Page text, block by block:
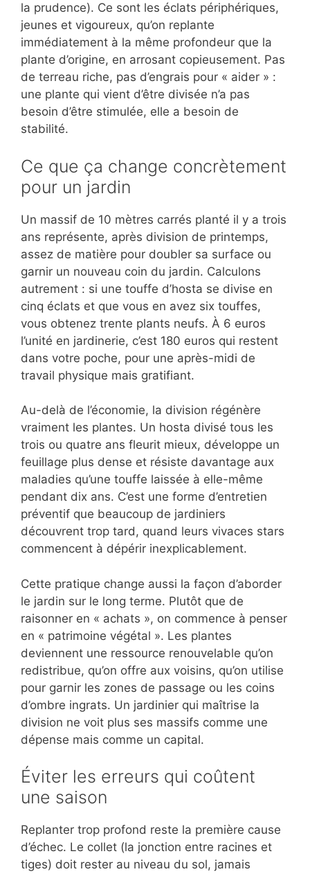
la prudence). Ce sont les éclats périphériques,
jeunes et vigoureux, qu’on replante
immédiatement à la même profondeur que la
plante d’origine, en arrosant copieusement. Pas
de terreau riche, pas d’engrais pour « aider » :
une plante qui vient d’être divisée n’a pas
besoin d’être stimulée, elle a besoin de
stabilité.
Ce que ça change concrètement
pour un jardin
Un massif de 10 mètres carrés planté il y a trois
ans représente, après division de printemps,
assez de matière pour doubler sa surface ou
garnir un nouveau coin du jardin. Calculons
autrement : si une touffe d’hosta se divise en
cinq éclats et que vous en avez six touffes,
vous obtenez trente plants neufs. À 6 euros
l’unité en jardinerie, c’est 180 euros qui restent
dans votre poche, pour une après-midi de
travail physique mais gratifiant.
Au-delà de l’économie, la division régénère
vraiment les plantes. Un hosta divisé tous les
trois ou quatre ans fleurit mieux, développe un
feuillage plus dense et résiste davantage aux
maladies qu’une touffe laissée à elle-même
pendant dix ans. C’est une forme d’entretien
préventif que beaucoup de jardiniers
découvrent trop tard, quand leurs vivaces stars
commencent à dépérir inexplicablement.
Cette pratique change aussi la façon d’aborder
le jardin sur le long terme. Plutôt que de
raisonner en « achats », on commence à penser
en « patrimoine végétal ». Les plantes
deviennent une ressource renouvelable qu’on
redistribue, qu’on offre aux voisins, qu’on utilise
pour garnir les zones de passage ou les coins
d’ombre ingrats. Un jardinier qui maîtrise la
division ne voit plus ses massifs comme une
dépense mais comme un capital.
Éviter les erreurs qui coûtent
une saison
Replanter trop profond reste la première cause
d’échec. Le collet (la jonction entre racines et
tiges) doit rester au niveau du sol, jamais